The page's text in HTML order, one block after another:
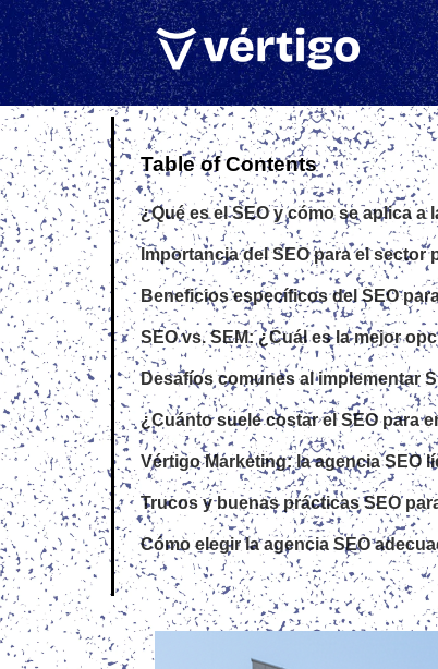
Table of Contents
¿Qué es el SEO y cómo se aplica a
Importancia del SEO para el sector
Beneficios específicos del SEO
SEO vs. SEM: ¿Cuál es la mejor
Desafíos comunes al implementar
¿Cuánto suele costar el SEO para
Vértigo Marketing: la agencia SEO
Trucos y buenas prácticas SEO
Cómo elegir la agencia SEO